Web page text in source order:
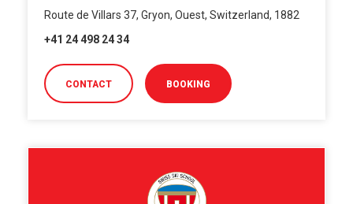
Route de Villars 37, Gryon, Ouest, Switzerland, 1882
+41 24 498 24 34
CONTACT BOOKING